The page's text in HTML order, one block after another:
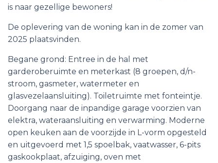
is naar gezellige bewoners!
De oplevering van de woning kan in de zomer van
2025 plaatsvinden.
Begane grond: Entree in de hal met
garderoberuimte en meterkast (8 groepen, d/n-
stroom, gasmeter, watermeter en
glasvezelaansluiting). Toiletruimte met fonteintje.
Doorgang naar de inpandige garage voorzien van
elektra, wateraansluiting en verwarming. Moderne
open keuken aan de voorzijde in L-vorm opgesteld
en uitgevoerd met 1,5 spoelbak, vaatwasser, 6-pits
gaskookplaat, afzuiging, oven met